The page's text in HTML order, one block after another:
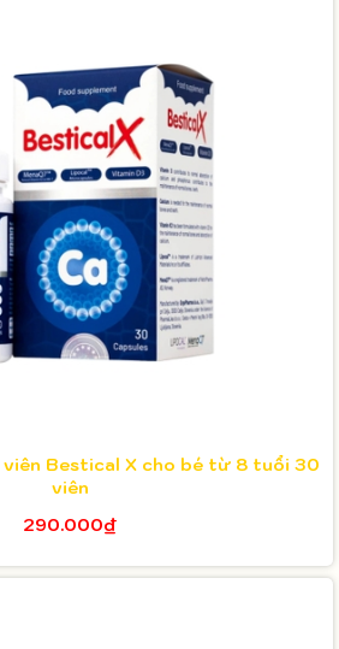
viên Bestical X cho bé từ 8 tuổi 30
viên
290.000₫